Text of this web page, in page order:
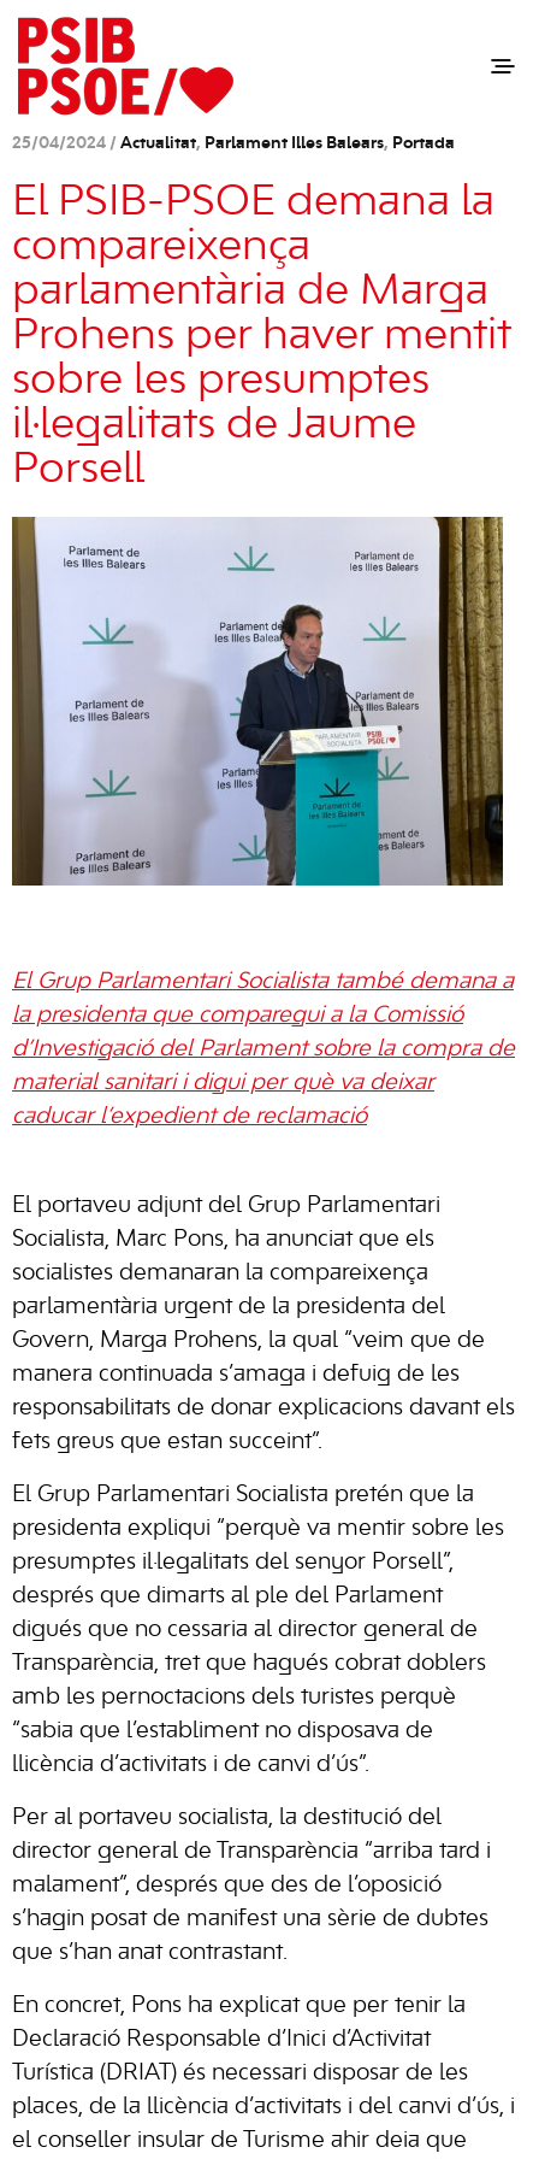
25/04/2024 / Actualitat, Parlament Illes Balears, Portada
El PSIB-PSOE demana la
compareixença
parlamentària de Marga
Prohens per haver mentit
sobre les presumptes
il·legalitats de Jaume
Porsell
El Grup Parlamentari Socialista també demana a
la presidenta que comparegui a la Comissió
d’Investigació del Parlament sobre la compra de
material sanitari i digui per què va deixar
caducar l’expedient de reclamació
El portaveu adjunt del Grup Parlamentari
Socialista, Marc Pons, ha anunciat que els
socialistes demanaran la compareixença
parlamentària urgent de la presidenta del
Govern, Marga Prohens, la qual “veim que de
manera continuada s’amaga i defuig de les
responsabilitats de donar explicacions davant els
fets greus que estan succeint”.
El Grup Parlamentari Socialista pretén que la
presidenta expliqui “perquè va mentir sobre les
presumptes il·legalitats del senyor Porsell”,
després que dimarts al ple del Parlament
digués que no cessaria al director general de
Transparència, tret que hagués cobrat doblers
amb les pernoctacions dels turistes perquè
“sabia que l’establiment no disposava de
llicència d’activitats i de canvi d’ús”.
Per al portaveu socialista, la destitució del
director general de Transparència “arriba tard i
malament”, després que des de l’oposició
s’hagin posat de manifest una sèrie de dubtes
que s’han anat contrastant.
En concret, Pons ha explicat que per tenir la
Declaració Responsable d’Inici d’Activitat
Turística (DRIAT) és necessari disposar de les
places, de la llicència d’activitats i del canvi d’ús, i
el conseller insular de Turisme ahir deia que